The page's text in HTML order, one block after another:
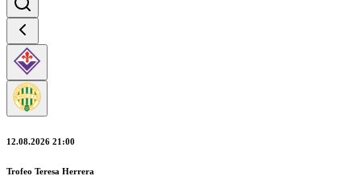
12.08.2026 21:00
Trofeo Teresa Herrera